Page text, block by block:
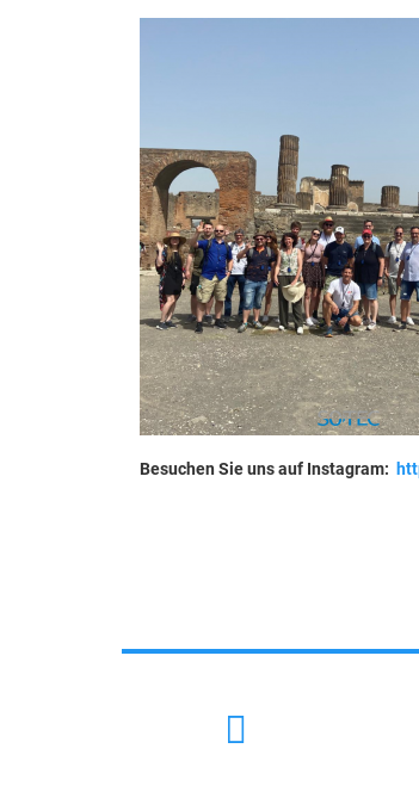
Besuchen Sie uns auf Instagram: